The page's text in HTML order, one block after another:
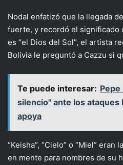
Nodal enfatizó que la llegada
fuerte, y recordó el significado
es “el Dios del Sol”, el artista
Bolivia le preguntó a Cazzu si
Te puede interesar:
silencio" ante los ataques
apoya
“Keisha”, “Cielo” o “Miel”
en mente para nombres de su